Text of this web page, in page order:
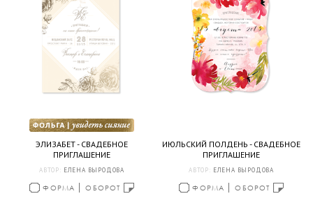
ЭЛИЗАБЕТ - СВАДЕБНОЕ
ПРИГЛАШЕНИЕ
АВТОР: ЕЛЕНА ВЫРОДОВА
ФОРМА ОБОРОТ
ИЮЛЬСКИЙ ПОЛДЕНЬ - СВАДЕБНОЕ
ПРИГЛАШЕНИЕ
АВТОР: ЕЛЕНА ВЫРОДОВА
ФОРМА ОБОРОТ